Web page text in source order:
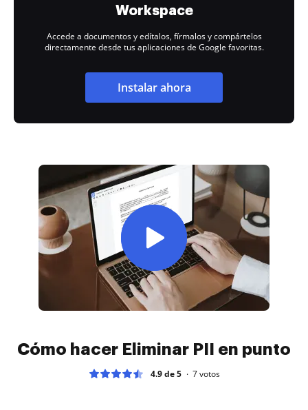
Workspace
Accede a documentos y edítalos, fírmalos y compártelos
directamente desde tus aplicaciones de Google favoritas.
Instalar ahora
Cómo hacer Eliminar PII en punto
4.9 de 5 7votos